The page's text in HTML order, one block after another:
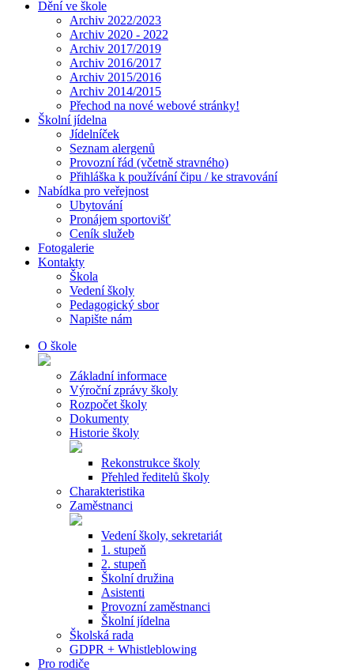
Dění ve škole
Archiv 2022/2023
Archiv 2020 - 2022
Archiv 2017/2019
Archiv 2016/2017
Archiv 2015/2016
Archiv 2014/2015
Přechod na nové webové stránky!
Školní jídelna
Jídelníček
Seznam alergenů
Provozní řád (včetně stravného)
Přihláška k používání čipu / ke stravování
Nabídka pro veřejnost
Ubytování
Pronájem sportovišť
Ceník služeb
Fotogalerie
Kontakty
Škola
Vedení školy
Pedagogický sbor
Napište nám
O škole
Základní informace
Výroční zprávy školy
Rozpočet školy
Dokumenty
Historie školy
Rekonstrukce školy
Přehled ředitelů školy
Charakteristika
Zaměstnanci
Vedení školy, sekretariát
1. stupeň
2. stupeň
Školní družina
Asistenti
Provozní zaměstnanci
Školní jídelna
Školská rada
GDPR + Whistleblowing
Pro rodiče